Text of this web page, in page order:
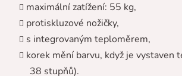
maximální zatížení: 55 kg,
protiskluzové nožičky,
s integrovaným teploměrem,
korek mění barvu, když je vystaven
38 stupňů).